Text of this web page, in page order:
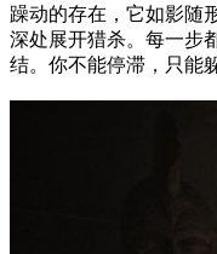
躁动的存在，它如影随
深处展开猎杀。每一步
结。你不能停滞，只能